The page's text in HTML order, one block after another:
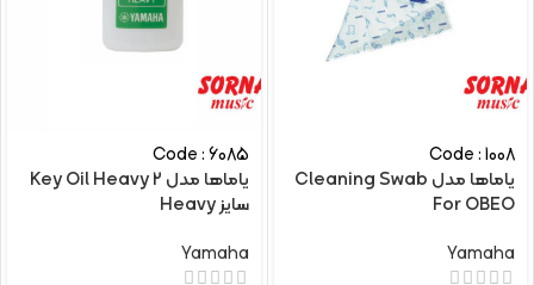
Code : 1008
یاماها مدل Cleaning Swab
For OBEO
Yamaha
Code : 6085
یاماها مدل Key Oil Heavy 2
سایز Heavy
Yamaha